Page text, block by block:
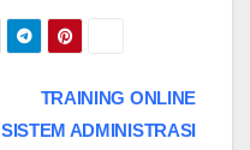
TRAINING ONLINE
SISTEM ADMINISTRASI